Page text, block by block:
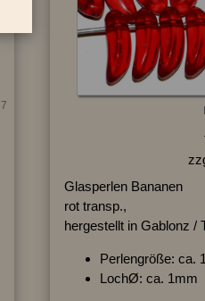
Glasperlen Bananen
rot transp.,
hergestellt in Gablonz /
Perlengröße: ca.
LochØ: ca. 1mm